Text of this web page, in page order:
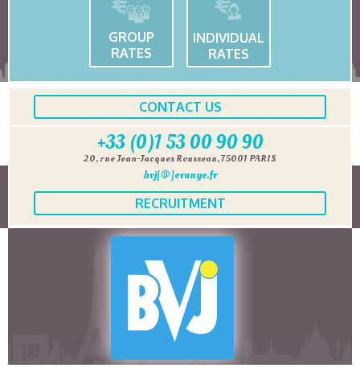
GROUP
RATES
INDIVIDUAL
RATES
CONTACT US
+33 (0)1 53 00 90 90
20, rue Jean-Jacques Rousseau, 75001 PARIS
bvj[@]orange.fr
RECRUITMENT